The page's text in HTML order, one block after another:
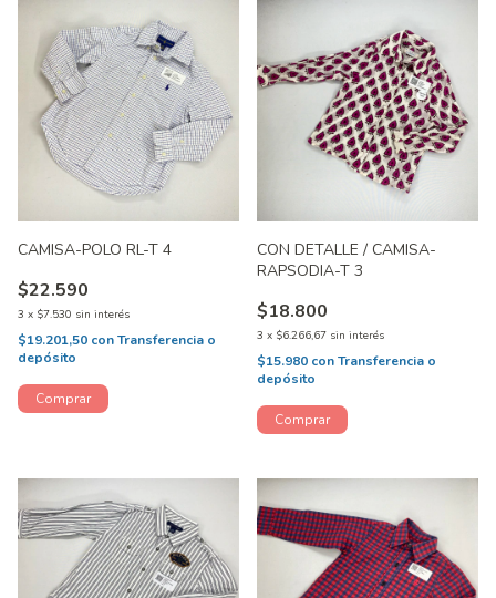
CAMISA-POLO RL-T 4
$22.590
3 x $7.530 sin interés
$19.201,50 conTransferencia o
depósito
CON DETALLE / CAMISA-
RAPSODIA-T 3
$18.800
3 x $6.266,67 sin interés
$15.980 conTransferencia o
depósito